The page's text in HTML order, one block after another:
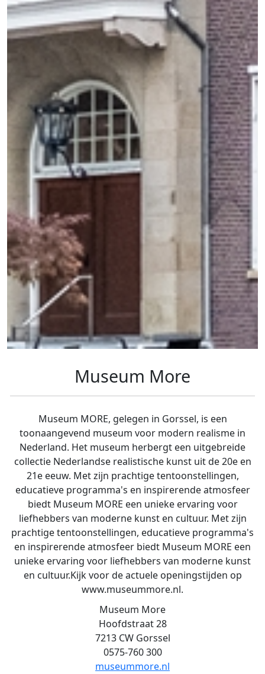
Museum More
Museum MORE, gelegen in Gorssel, is een
toonaangevend museum voor modern realisme in
Nederland. Het museum herbergt een uitgebreide
collectie Nederlandse realistische kunst uit de 20e en
21e eeuw. Met zijn prachtige tentoonstellingen,
educatieve programma's en inspirerende atmosfeer
biedt Museum MORE een unieke ervaring voor
liefhebbers van moderne kunst en cultuur. Met zijn
prachtige tentoonstellingen, educatieve programma's
en inspirerende atmosfeer biedt Museum MORE een
unieke ervaring voor liefhebbers van moderne kunst
en cultuur.Kijk voor de actuele openingstijden op
www.museummore.nl.
Museum More
Hoofdstraat 28
7213 CW Gorssel
0575-760 300
museummore.nl